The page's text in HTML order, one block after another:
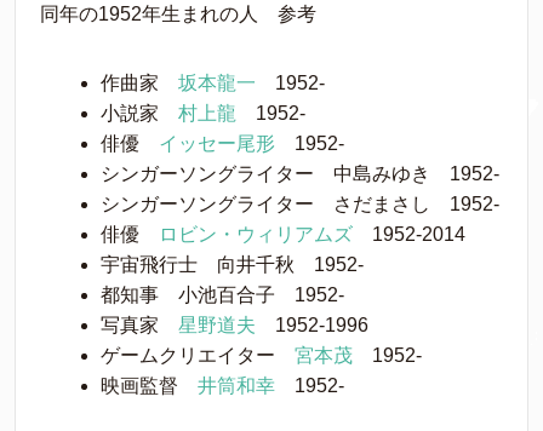
同年の1952年生まれの人 参考
作曲家 坂本龍一 1952-
小説家 村上龍 1952-
俳優 イッセー尾形 1952-
シンガーソングライター 中島みゆき 1952-
シンガーソングライター さだまさし 1952-
俳優
ロビン・ウィリアムズ 1952-2014
宇宙飛行士 向井千秋 1952-
都知事 小池百合子 1952-
写真家 星野道夫 1952-1996
ゲームクリエイター 宮本茂 1952-
映画監督 井筒和幸 1952-